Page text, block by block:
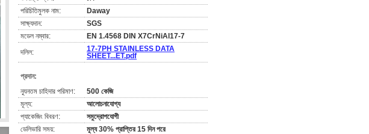
পরিচিতিমুলক নাম:
Daway
সাক্ষ্যদান:
SGS
মডেল নম্বার:
EN 1.4568 DIN X7CrNiAl17-7
দলিল:
17-7PH STAINLESS DATA
SHEET...ET.pdf
প্রদান:
ন্যূনতম চাহিদার পরিমাণ:
500 কেজি
মূল্য:
আলোচনাযোগ্য
প্যাকেজিং বিবরণ:
সমুদ্রোপযোগী
ডেলিভারি সময়:
মূল্য 30% প্রাপ্তির 15 দিন পরে